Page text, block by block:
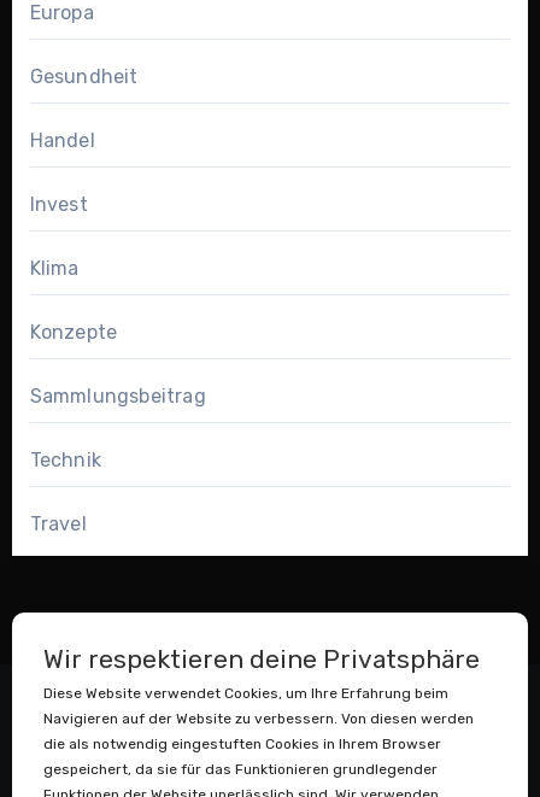
Europa
Gesundheit
Handel
Invest
Klima
Konzepte
Sammlungsbeitrag
Technik
Travel
Wir respektieren deine Privatsphäre
Diese Website verwendet Cookies, um Ihre Erfahrung beim
Navigieren auf der Website zu verbessern. Von diesen werden
die als notwendig eingestuften Cookies in Ihrem Browser
gespeichert, da sie für das Funktionieren grundlegender